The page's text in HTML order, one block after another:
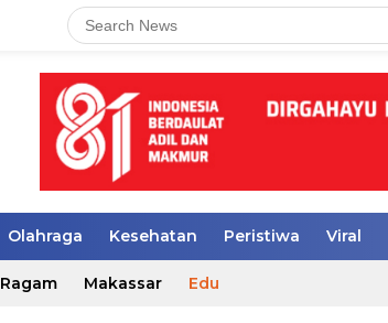
Olahraga Kesehatan Peristiwa Viral
Ragam Makassar Edu